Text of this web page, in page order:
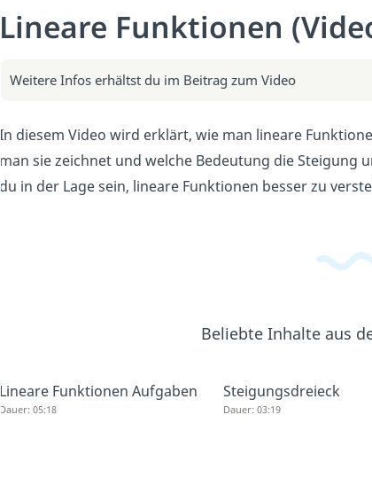
Lineare Funktionen
Weitere Infos erhältst du im Beitrag zum Video
In diesem Video wird erklärt, wie man lineare
man sie zeichnet und welche Bedeutung die Steigung
du in der Lage sein, lineare Funktionen besser zu
Beliebte Inhalte aus
Lineare Funktionen Aufgaben
Dauer: 05:18
Steigungsdreieck
Dauer: 03:19